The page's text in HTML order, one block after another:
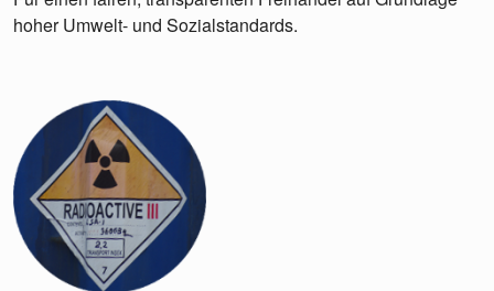
hoher Umwelt- und Sozialstandards.